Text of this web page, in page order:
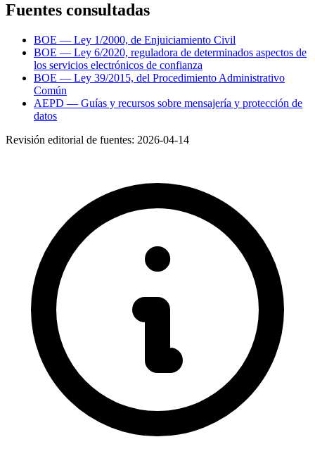
Fuentes consultadas
BOE — Ley 1/2000, de Enjuiciamiento Civil
BOE — Ley 6/2020, reguladora de determinados aspectos de
los servicios electrónicos de confianza
BOE — Ley 39/2015, del Procedimiento Administrativo
Común
AEPD — Guías y recursos sobre mensajería y protección de
datos
Revisión editorial de fuentes: 2026-04-14